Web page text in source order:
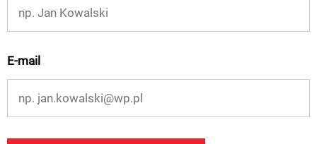
E-mail